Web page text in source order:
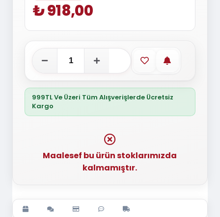
₺ 918,00
Favorilere ekle
Stoğa
999TL Ve Üzeri Tüm Alışverişlerde Ücretsiz
Kargo
Maalesef bu ürün stoklarımızda
kalmamıştır.